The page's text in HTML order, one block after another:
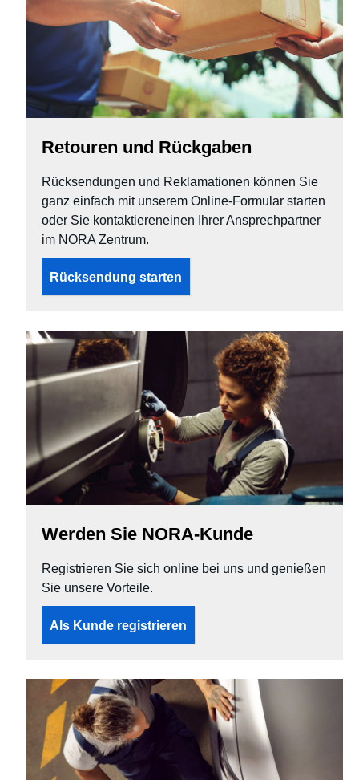
Retouren und Rückgaben
Rücksendungen und Reklamationen können Sie
ganz einfach mit unserem Online-Formular starten
oder Sie kontaktiereneinen Ihrer Ansprechpartner
im NORA Zentrum.
Rücksendung starten
Werden Sie NORA-Kunde
Registrieren Sie sich online bei uns und genießen
Sie unsere Vorteile.
Als Kunde registrieren